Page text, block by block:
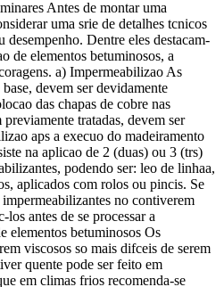
Antes de montar uma
uma srie de detalhes tcnicos
desempenho. Dentre eles destacam-
de elementos betuminosos, a
a) Impermeabilizao As
devem ser devidamente
das chapas de cobre nas
tratadas, devem ser
aps a execuo do madeiramento
na aplicao de 2 (duas) ou 3 (trs)
podendo ser: leo de linhaa,
aplicados com rolos ou pincis. Se
no contiverem
antes de se processar a
elementos betuminosos Os
viscosos so mais difceis de serem
quente pode ser feito em
em climas frios recomenda-se